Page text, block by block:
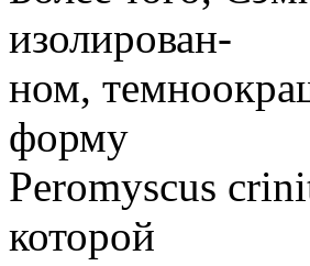
изолирован-
ном,
форму
Peromyscus
которой